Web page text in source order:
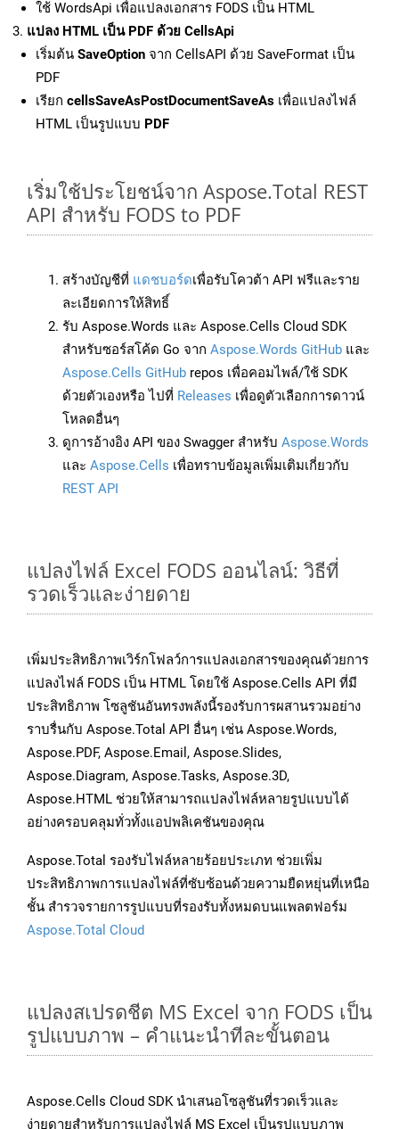
ใช้ WordsApi เพื่อแปลงเอกสาร FODS เป็น HTML
แปลง HTML เป็น PDF ด้วย CellsApi
เริ่มต้น SaveOption จาก CellsAPI ด้วย SaveFormat เป็น
PDF
เรียก cellsSaveAsPostDocumentSaveAs เพื่อแปลงไฟล์
HTML เป็นรูปแบบ PDF
เริ่มใช้ประโยชน์จาก Aspose.Total REST
API สำหรับ FODS to PDF
สร้างบัญชีที่ แดชบอร์ดเพื่อรับโควต้า API ฟรีและราย
ละเอียดการให้สิทธิ์
รับ Aspose.Words และ Aspose.Cells Cloud SDK
สำหรับซอร์สโค้ด Go จาก Aspose.Words GitHub และ
Aspose.Cells GitHub repos เพื่อคอมไพล์/ใช้ SDK
ด้วยตัวเองหรือ ไปที่ Releases เพื่อดูตัวเลือกการดาวน์
โหลดอื่นๆ
ดูการอ้างอิง API ของ Swagger สำหรับ Aspose.Words
และ Aspose.Cells เพื่อทราบข้อมูลเพิ่มเติมเกี่ยวกับ
REST API
แปลงไฟล์ Excel FODS ออนไลน์: วิธีที่
รวดเร็วและง่ายดาย
เพิ่มประสิทธิภาพเวิร์กโฟลว์การแปลงเอกสารของคุณด้วยการ
แปลงไฟล์ FODS เป็น HTML โดยใช้ Aspose.Cells API ที่มี
ประสิทธิภาพ โซลูชันอันทรงพลังนี้รองรับการผสานรวมอย่าง
ราบรื่นกับ Aspose.Total API อื่นๆ เช่น Aspose.Words,
Aspose.PDF, Aspose.Email, Aspose.Slides,
Aspose.Diagram, Aspose.Tasks, Aspose.3D,
Aspose.HTML ช่วยให้สามารถแปลงไฟล์หลายรูปแบบได้
อย่างครอบคลุมทั่วทั้งแอปพลิเคชันของคุณ
Aspose.Total รองรับไฟล์หลายร้อยประเภท ช่วยเพิ่ม
ประสิทธิภาพการแปลงไฟล์ที่ซับซ้อนด้วยความยืดหยุ่นที่เหนือ
ชั้น สำรวจรายการรูปแบบที่รองรับทั้งหมดบนแพลตฟอร์ม
Aspose.Total Cloud
แปลงสเปรดชีต MS Excel จาก FODS เป็น
รูปแบบภาพ – คำแนะนำทีละขั้นตอน
Aspose.Cells Cloud SDK นำเสนอโซลูชันที่รวดเร็วและ
ง่ายดายสำหรับการแปลงไฟล์ MS Excel เป็นรูปแบบภาพ